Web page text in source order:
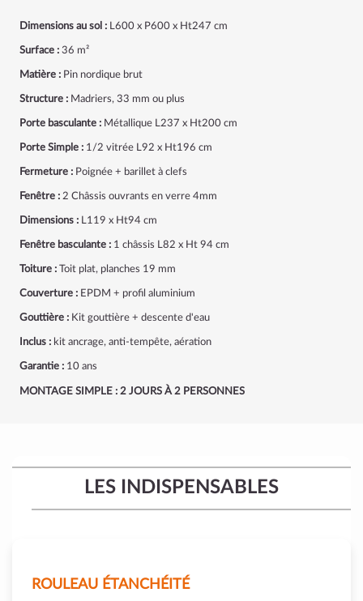
Dimensions au sol : L600 x P600 x Ht247 cm
Surface : 36 m²
Matière : Pin nordique brut
Structure : Madriers, 33 mm ou plus
Porte basculante : Métallique L237 x Ht200 cm
Porte Simple : 1/2 vitrée L92 x Ht196 cm
Fermeture : Poignée + barillet à clefs
Fenêtre : 2 Châssis ouvrants en verre 4mm
Dimensions : L119 x Ht94 cm
Fenêtre basculante : 1 châssis L82 x Ht 94 cm
Toiture : Toit plat, planches 19 mm
Couverture : EPDM + profil aluminium
Gouttière : Kit gouttière + descente d'eau
Inclus : kit ancrage, anti-tempête, aération
Garantie : 10 ans
MONTAGE SIMPLE : 2 JOURS À 2 PERSONNES
LES INDISPENSABLES
ROULEAU ÉTANCHÉITÉ